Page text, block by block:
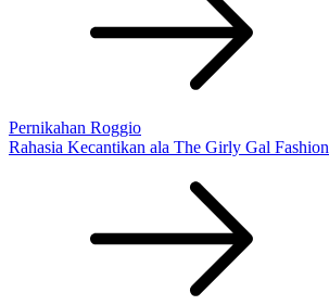
Pernikahan Roggio
Rahasia Kecantikan ala The Girly Gal Fashion